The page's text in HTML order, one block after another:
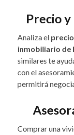
Precio
Analiza el
inmobiliario de
similares te
con el
permitirá
Comprar una